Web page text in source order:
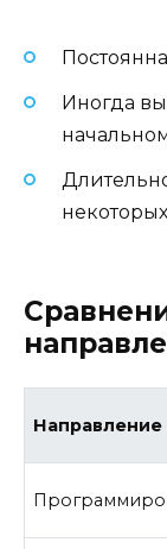
Иногда
Направление